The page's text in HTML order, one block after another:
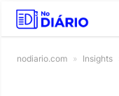
nodiario.com » Insights